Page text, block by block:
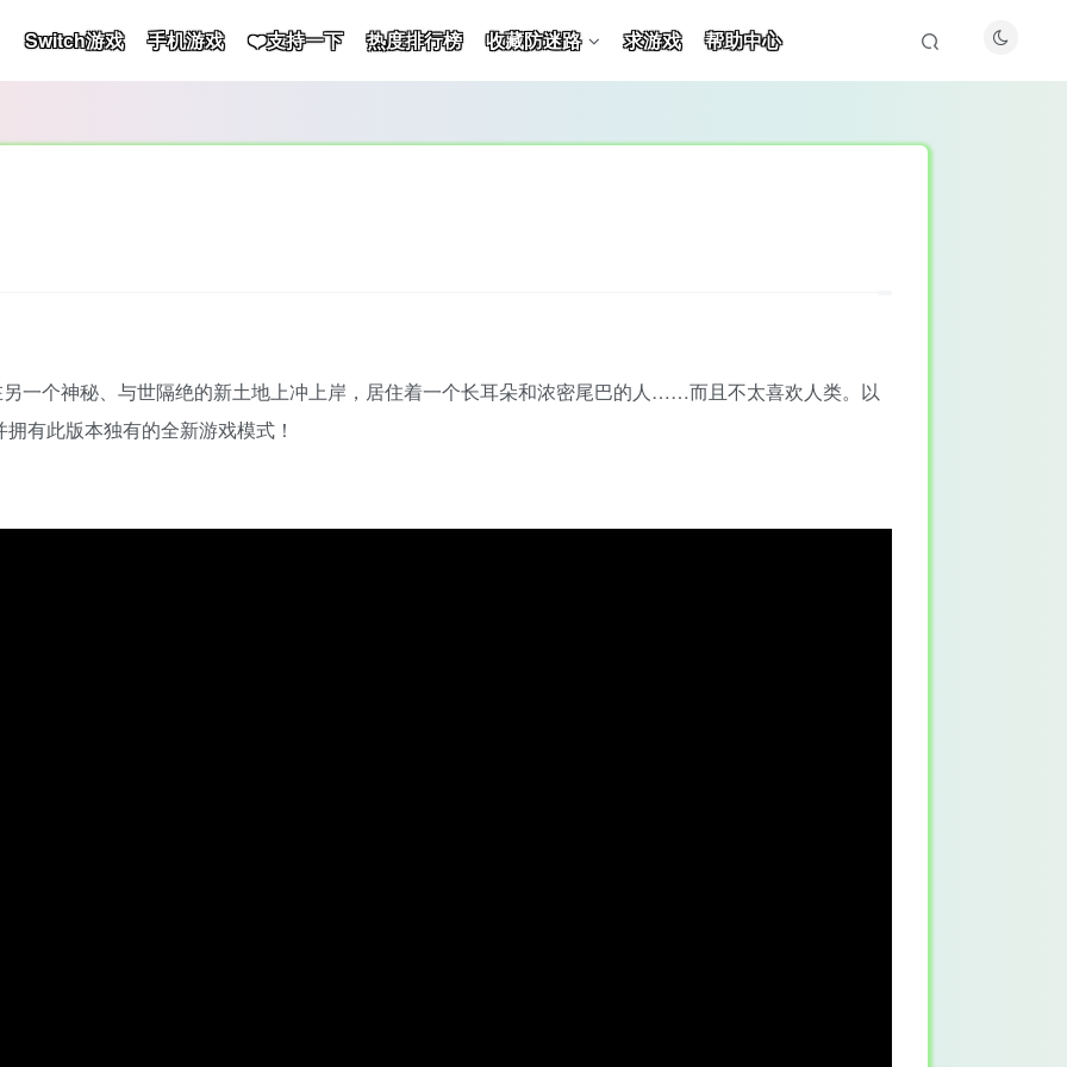
Switch游戏 手机游戏 ❤️支持一下 热度排行榜 收藏防迷路 求游戏 帮助中心
一个神秘、与世隔绝的新土地上冲上岸，居住着一个长耳朵和浓密尾巴的人……而且不太喜欢人类。以
有此版本独有的全新游戏模式！